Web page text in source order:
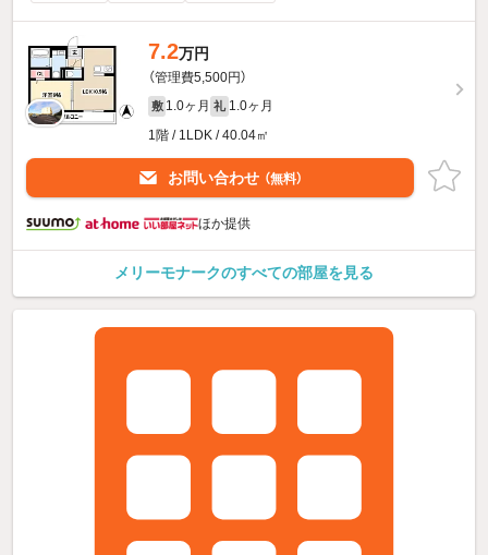
7.2万円
（管理費5,500円）
敷 1.0ヶ月 礼 1.0ヶ月
1階 / 1LDK / 40.04㎡
お問い合わせ （無料）
ほか提供
メリーモナークのすべての部屋を見る